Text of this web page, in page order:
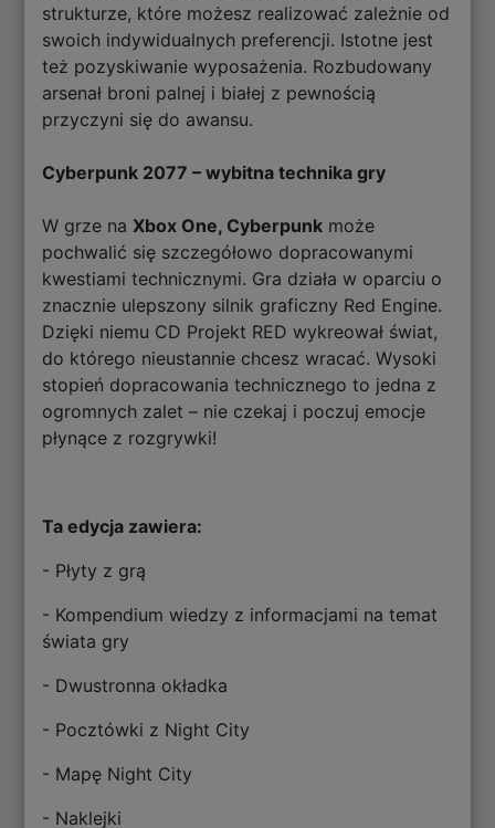
strukturze, które możesz realizować zależnie od
swoich indywidualnych preferencji. Istotne jest
też pozyskiwanie wyposażenia. Rozbudowany
arsenał broni palnej i białej z pewnością
przyczyni się do awansu.
Cyberpunk 2077 – wybitna technika gry
W grze naXbox One, Cyberpunk może
pochwalić się szczegółowo dopracowanymi
kwestiami technicznymi. Gra działa w oparciu o
znacznie ulepszony silnik graficzny Red Engine.
Dzięki niemu CD Projekt RED wykreował świat,
do którego nieustannie chcesz wracać. Wysoki
stopień dopracowania technicznego to jedna z
ogromnych zalet – nie czekaj i poczuj emocje
płynące z rozgrywki!
Ta edycja zawiera:
- Płyty z grą
- Kompendium wiedzy z informacjami na temat
świata gry
- Dwustronna okładka
- Pocztówki z Night City
- Mapę Night City
- Naklejki